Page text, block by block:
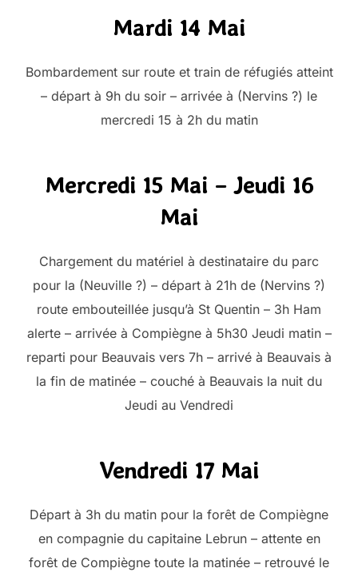
Mardi 14 Mai
Bombardement sur route et train de réfugiés atteint
– départ à 9h du soir – arrivée à (Nervins ?) le
mercredi 15 à 2h du matin
Mercredi 15 Mai – Jeudi 16
Mai
Chargement du matériel à destinataire du parc
pour la (Neuville ?) – départ à 21h de (Nervins ?)
route embouteillée jusqu’à St Quentin – 3h Ham
alerte – arrivée à Compiègne à 5h30 Jeudi matin –
reparti pour Beauvais vers 7h – arrivé à Beauvais à
la fin de matinée – couché à Beauvais la nuit du
Jeudi au Vendredi
Vendredi 17 Mai
Départ à 3h du matin pour la forêt de Compiègne
en compagnie du capitaine Lebrun – attente en
forêt de Compiègne toute la matinée – retrouvé le